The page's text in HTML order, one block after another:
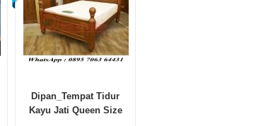
Dipan_Tempat Tidur
Kayu Jati Queen Size